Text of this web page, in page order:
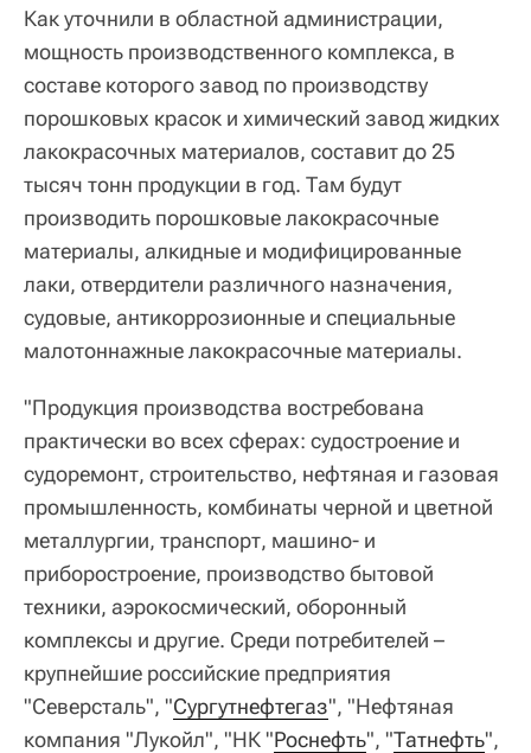
Как уточнили в областной администрации,
мощность производственного комплекса, в
составе которого завод по производству
порошковых красок и химический завод жидких
лакокрасочных материалов, составит до 25
тысяч тонн продукции в год. Там будут
производить порошковые лакокрасочные
материалы, алкидные и модифицированные
лаки, отвердители различного назначения,
судовые, антикоррозионные и специальные
малотоннажные лакокрасочные материалы.
"Продукция производства востребована
практически во всех сферах: судостроение и
судоремонт, строительство, нефтяная и газовая
промышленность, комбинаты черной и цветной
металлургии, транспорт, машино- и
приборостроение, производство бытовой
техники, аэрокосмический, оборонный
комплексы и другие. Среди потребителей –
крупнейшие российские предприятия
"Северсталь", "Сургутнефтегаз", "Нефтяная
компания "Лукойл", "НК "Роснефть", "Татнефть",